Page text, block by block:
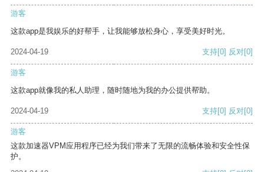
游客
这款app是我娱乐的好帮手，让我能够放松身心，享受美好时光。
2024-04-19 支持[0] 反对[0]
游客
这款app就像我的私人助理，随时随地为我的办公提供帮助。
2024-04-19 支持[0] 反对[0]
游客
这款加速器VPM应用程序已经为我们带来了无限的流畅体验和安全性保
护。